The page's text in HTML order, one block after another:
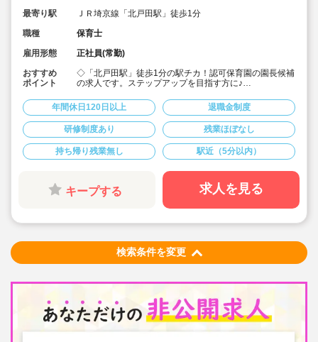
最寄り駅
ＪＲ埼京線「北戸田駅」徒歩1分
職種
保育士
雇用形態
正社員(常勤)
おすすめ
ポイント
◇「北戸田駅」徒歩1分の駅チカ！認可保育園の園長候補
の求人です。ステップアップを目指す方に♪
らに賞与3か月・残業は少なめと好条件です♪
◇年間休日123日！有給休暇は入社2カ月後に3日、半年
後に13日付与☆プライベートを大事にしながら働けま
す。
◇宿舎借上げ制度利用可！初期費用・引っ越し費用補助
あり！借り上げ利用されない方にもしっかり住宅手当て
があります♪
◇残業ゼロ推進 / 持ち帰り残業禁止 / 有給消化率も94.5%
◇各種手当てや社内割引など福利厚生が充実
◇多彩なキャリアアップ研修 / 年間100以上実施 / 万全の
年間休日120日以上 退職金制度
研修制度あり 残業ほぼなし
持ち帰り残業無し 駅近（5分以内）
キープする 求人を見る
検索条件を変更